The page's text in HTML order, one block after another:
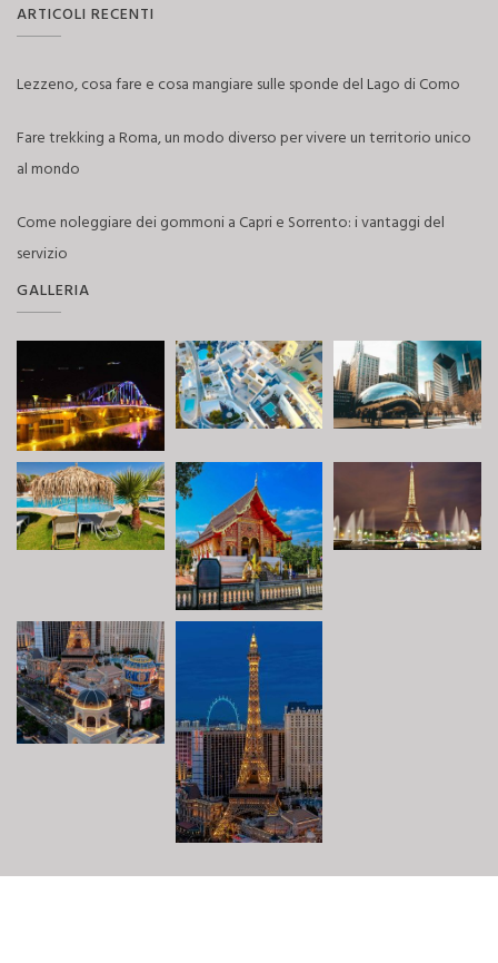
ARTICOLI RECENTI
Lezzeno, cosa fare e cosa mangiare sulle sponde del Lago di Como
Fare trekking a Roma, un modo diverso per vivere un territorio unico
al mondo
Come noleggiare dei gommoni a Capri e Sorrento: i vantaggi del
servizio
GALLERIA